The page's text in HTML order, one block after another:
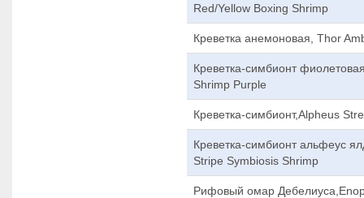
Red/Yellow Boxing Shrimp
Креветка анемоновая, Thor
Креветка-симбионт
Shrimp Purple
Креветка-симбионт,Alpheus
Креветка-симбионт альфеус
Stripe Symbiosis Shrimp
Рифовый омар